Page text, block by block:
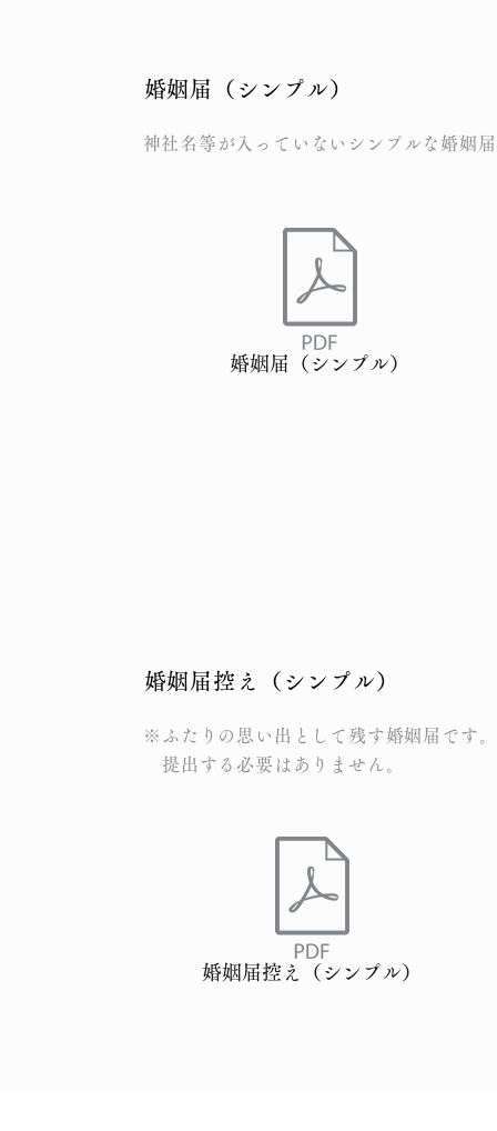
​婚姻届（シンプル）
神社名等が入っていないシンプルな婚姻
婚姻届（シンプル）
​婚姻届控え（シンプル）
※ふたりの思い出として残す婚姻届です。
​ 提出する必要はありません。
婚姻届控え（シンプル）